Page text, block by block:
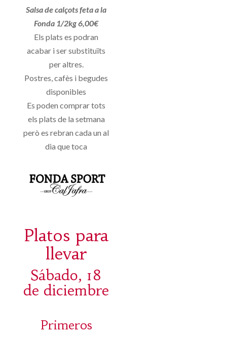
Salsa de calçots feta a la
Fonda 1/2kg 6,00€
Els plats es podran
acabar i ser substituïts
per altres.
Postres, cafès i begudes
disponibles
Es poden comprar tots
els plats de la setmana
però es rebran cada un al
dia que toca
Platos para
llevar
Sábado, 18
de diciembre
Primeros